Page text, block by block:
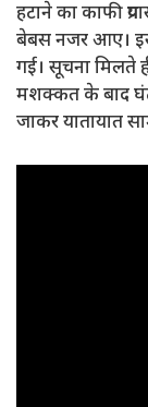
हटाने का काफी
बेबस नजर आए।
गई। सूचना मिलते
मशक्कत के बाद
जाकर यातायात